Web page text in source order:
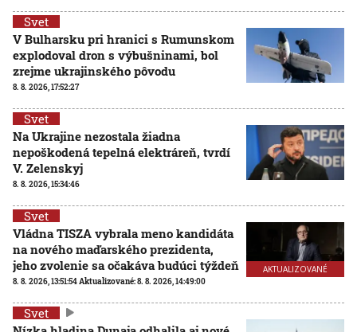
Svet
V Bulharsku pri hranici s Rumunskom
explodoval dron s výbušninami, bol
zrejme ukrajinského pôvodu
8. 8. 2026, 17:52:27
Svet
Na Ukrajine nezostala žiadna
nepoškodená tepelná elektráreň, tvrdí
V. Zelenskyj
8. 8. 2026, 15:34:46
AKTUALIZOVANÉ
Svet
Vládna TISZA vybrala meno kandidáta
na nového maďarského prezidenta,
jeho zvolenie sa očakáva budúci týždeň
8. 8. 2026, 13:51:54Aktualizované:8. 8. 2026, 14:49:00
Svet